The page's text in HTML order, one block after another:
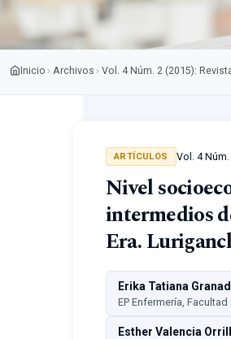
Inicio › Archivos › Vol. 4 Núm. 2 (2015):
ARTÍCULOS Vol. 4
Nivel
intermedios
Era.
Erika Tatiana
EP Enfermería,
Esther Valencia